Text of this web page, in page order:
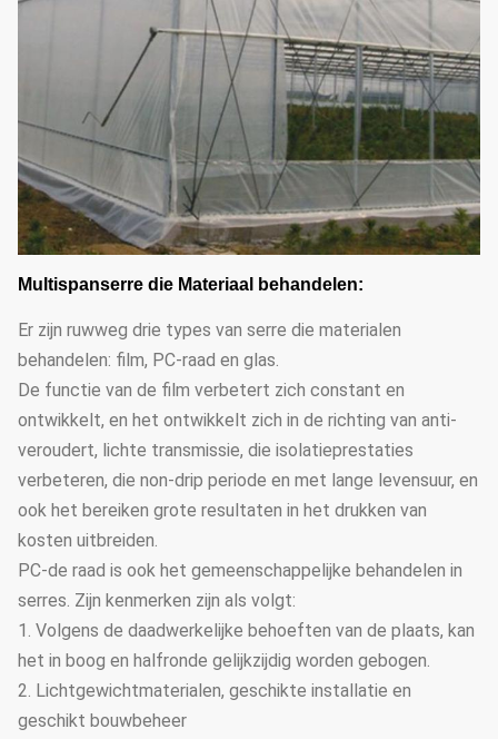
Multispanserre die Materiaal behandelen:
Er zijn ruwweg drie types van serre die materialen
behandelen: film, PC-raad en glas.
De functie van de film verbetert zich constant en
ontwikkelt, en het ontwikkelt zich in de richting van anti-
veroudert, lichte transmissie, die isolatieprestaties
verbeteren, die non-drip periode en met lange levensuur, en
ook het bereiken grote resultaten in het drukken van
kosten uitbreiden.
PC-de raad is ook het gemeenschappelijke behandelen in
serres. Zijn kenmerken zijn als volgt:
1. Volgens de daadwerkelijke behoeften van de plaats, kan
het in boog en halfronde gelijkzijdig worden gebogen.
2. Lichtgewichtmaterialen, geschikte installatie en
geschikt bouwbeheer